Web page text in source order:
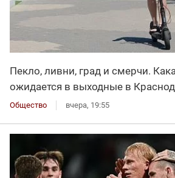
Пекло, ливни, град и смерчи.
ожидается в выходные в
Общество вчера, 19:55